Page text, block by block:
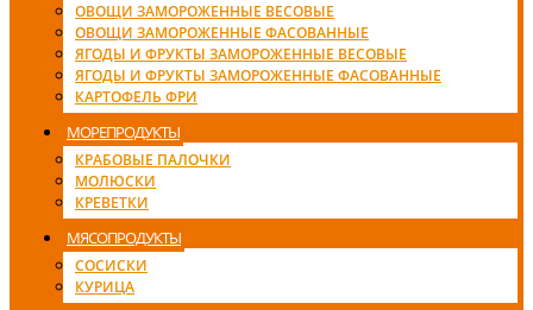
ОВОЩИ ЗАМОРОЖЕННЫЕ ВЕСОВЫЕ
ОВОЩИ ЗАМОРОЖЕННЫЕ ФАСОВАННЫЕ
ЯГОДЫ И ФРУКТЫ ЗАМОРОЖЕННЫЕ ВЕСОВЫЕ
ЯГОДЫ И ФРУКТЫ ЗАМОРОЖЕННЫЕ ФАСОВАННЫЕ
КАРТОФЕЛЬ ФРИ
МОРЕПРОДУКТЫ
КРАБОВЫЕ ПАЛОЧКИ
МОЛЮСКИ
КРЕВЕТКИ
МЯСОПРОДУКТЫ
СОСИСКИ
КУРИЦА